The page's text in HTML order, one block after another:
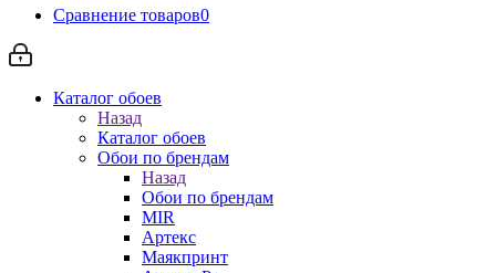
Сравнение товаров0
Каталог обоев
Назад
Каталог обоев
Обои по брендам
Назад
Обои по брендам
MIR
Артекс
Маякпринт